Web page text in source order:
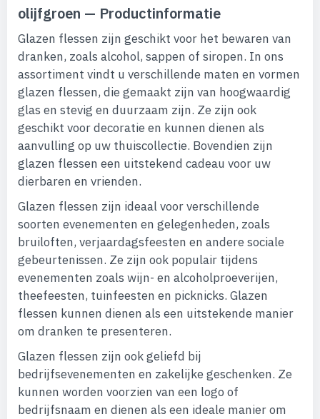
olijfgroen — Productinformatie
Glazen flessen zijn geschikt voor het bewaren van
dranken, zoals alcohol, sappen of siropen. In ons
assortiment vindt u verschillende maten en vormen
glazen flessen, die gemaakt zijn van hoogwaardig
glas en stevig en duurzaam zijn. Ze zijn ook
geschikt voor decoratie en kunnen dienen als
aanvulling op uw thuiscollectie. Bovendien zijn
glazen flessen een uitstekend cadeau voor uw
dierbaren en vrienden.
Glazen flessen zijn ideaal voor verschillende
soorten evenementen en gelegenheden, zoals
bruiloften, verjaardagsfeesten en andere sociale
gebeurtenissen. Ze zijn ook populair tijdens
evenementen zoals wijn- en alcoholproeverijen,
theefeesten, tuinfeesten en picknicks. Glazen
flessen kunnen dienen als een uitstekende manier
om dranken te presenteren.
Glazen flessen zijn ook geliefd bij
bedrijfsevenementen en zakelijke geschenken. Ze
kunnen worden voorzien van een logo of
bedrijfsnaam en dienen als een ideale manier om